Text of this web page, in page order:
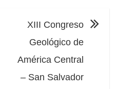
XIII Congreso
Geológico de
América Central
– San Salvador